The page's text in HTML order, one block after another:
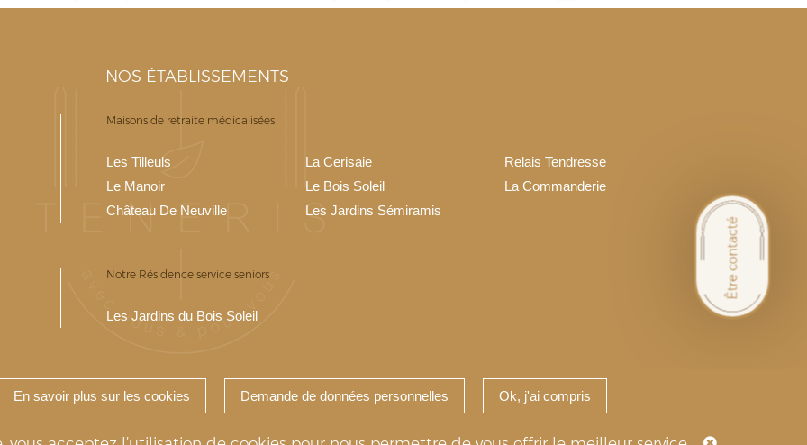
NOS ÉTABLISSEMENTS
Maisons de retraite médicalisées
Les Tilleuls La Cerisaie
Relais Tendresse
Le Manoir
Le Bois Soleil
La Commanderie
Château De Neuville
Les Jardins Sémiramis
Notre Résidence service seniors
Les Jardins du Bois Soleil
2020-2026 © TENERIS - Réalisation & hébergement par :
de confidentialité
Mentions légales Médiateur à la consommation
En savoir plus sur les cookies Demande de données personnelles Ok, j'ai compris